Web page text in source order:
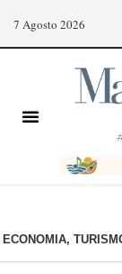
7 Agosto 2026
ECONOMIA,